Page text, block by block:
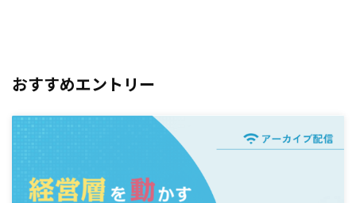
おすすめエントリー